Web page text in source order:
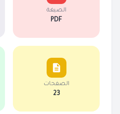
الصيغة
PDF
الصفحات
23